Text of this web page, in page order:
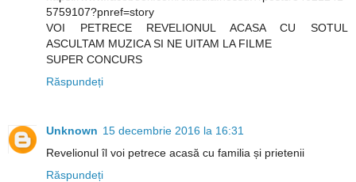
5759107?pnref=story
VOI PETRECE REVELIONUL ACASA CU SOTUL
ASCULTAM MUZICA SI NE UITAM LA FILME
SUPER CONCURS
Răspundeți
Unknown 15 decembrie 2016 la 16:31
Revelionul îl voi petrece acasă cu familia și prietenii
Răspundeți